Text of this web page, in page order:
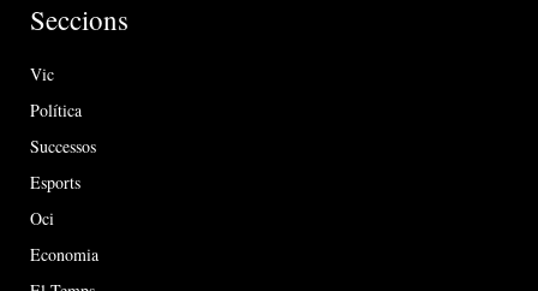
Seccions
Vic
Política
Successos
Esports
Oci
Economia